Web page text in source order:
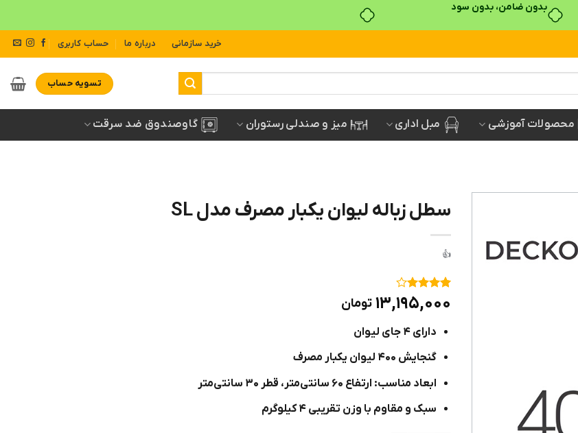
خرید قسطی با ترب‌پی
خرید سازمانی درباره ما حساب کاربری
تسویه حساب
محصولات آموزشی مبل اداری میز و صندلی رستوران گاوصندوق ضد سرقت
سطل زباله لیوان یکبار مصرف مدل SL
۴
از ۵
مشتری
۱۳,۱۹۵,۰۰۰ تومان
دارای ۴ جای لیوان
گنجایش ۴۰۰ لیوان یکبار مصرف
ابعاد مناسب: ارتفاع ۶۰ سانتی‌متر، قطر ۳۰ سانتی‌متر
سبک و مقاوم با وزن تقریبی ۴ کیلوگرم